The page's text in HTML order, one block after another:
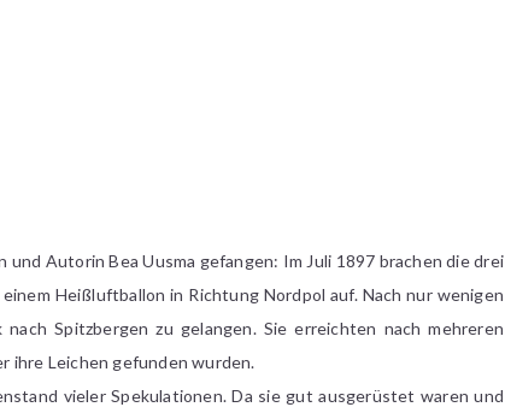
Autorin Bea Uusma gefangen: Im Juli 1897 brachen die drei
Heißluftballon in Richtung Nordpol auf. Nach nur wenigen
Spitzbergen zu gelangen. Sie erreichten nach mehreren
ihre Leichen gefunden wurden.
vieler Spekulationen. Da sie gut ausgerüstet waren und